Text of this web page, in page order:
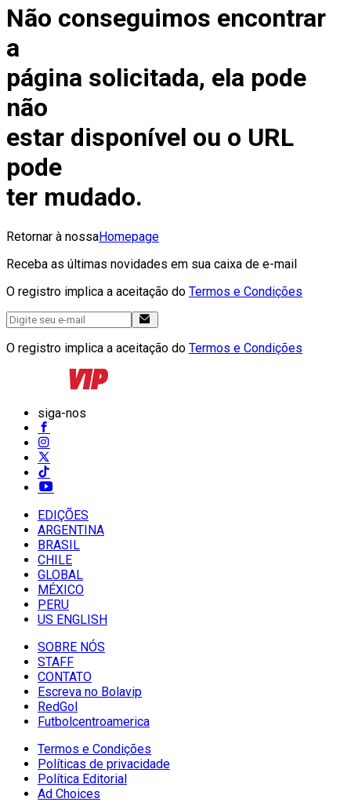
Não conseguimos encontrar
a
página solicitada, ela pode
não
estar disponível ou o URL
pode
ter mudado.
Retornar à nossaHomepage
Receba as últimas novidades em sua caixa de e-mail
O registro implica a aceitação do Termos e Condições
O registro implica a aceitação do Termos e Condições
siga-nos
EDIÇÕES
ARGENTINA
BRASIL
CHILE
GLOBAL
MÉXICO
PERU
US ENGLISH
SOBRE NÓS
STAFF
CONTATO
Escreva no Bolavip
RedGol
Futbolcentroamerica
Termos e Condições
Políticas de privacidade
Política Editorial
Ad Choices